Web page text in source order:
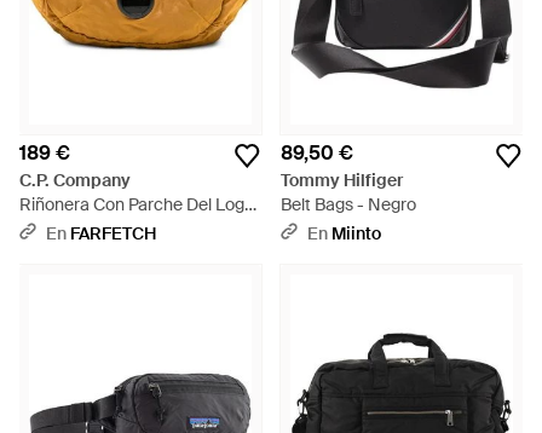
189 €
C.P. Company
Riñonera Con Parche Del Logo
- Naranja
En FARFETCH
89,50 €
Tommy Hilfiger
Belt Bags - Negro
En Miinto